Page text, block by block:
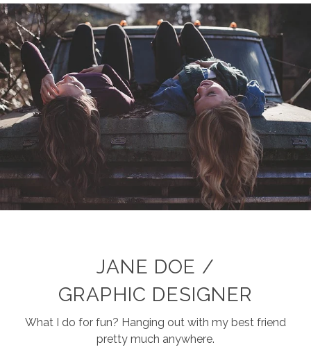
JANE DOE /
GRAPHIC DESIGNER
What I do for fun? Hanging out with my best friend
pretty much anywhere.